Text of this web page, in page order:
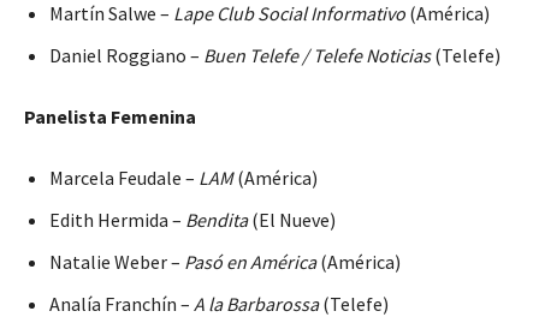
Martín Salwe – Lape Club Social Informativo (América)
Daniel Roggiano – Buen Telefe / Telefe Noticias(Telefe)
Panelista Femenina
Marcela Feudale – LAM(América)
Edith Hermida – Bendita(El Nueve)
Natalie Weber – Pasó en América(América)
Analía Franchín – A la Barbarossa(Telefe)